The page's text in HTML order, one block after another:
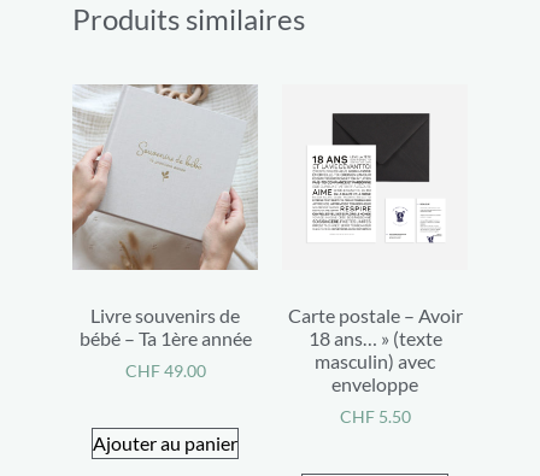
Produits similaires
Livre souvenirs de
bébé – Ta 1ère année
CHF49.00
Ajouter au panier
Carte postale – Avoir
18 ans… » (texte
masculin) avec
enveloppe
CHF5.50